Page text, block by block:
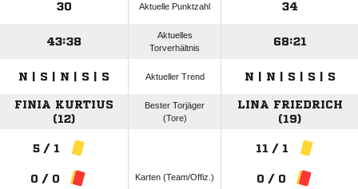
30 Aktuelle Punktzahl 34
43:38
Aktuelles
Torverhältnis
68:21
N | S | N | S | S Aktueller Trend N | N | S | S | S
FINIA KURTIUS
(12)
Bester Torjäger
(Tore)
LINA FRIEDRICH
(19)
5 / 1
0 / 0 Karten (Team/Offiz.)
11 / 1
0 / 0